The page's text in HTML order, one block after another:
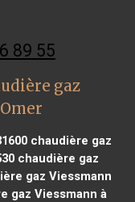
89 55
gaz
chaudière gaz
chaudière gaz
gaz Viessmann
gaz Viessmann à